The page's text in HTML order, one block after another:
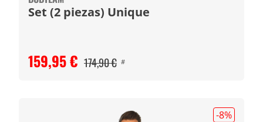
Set (2 piezas) Unique
159,95 € 174,90 € #
-8%